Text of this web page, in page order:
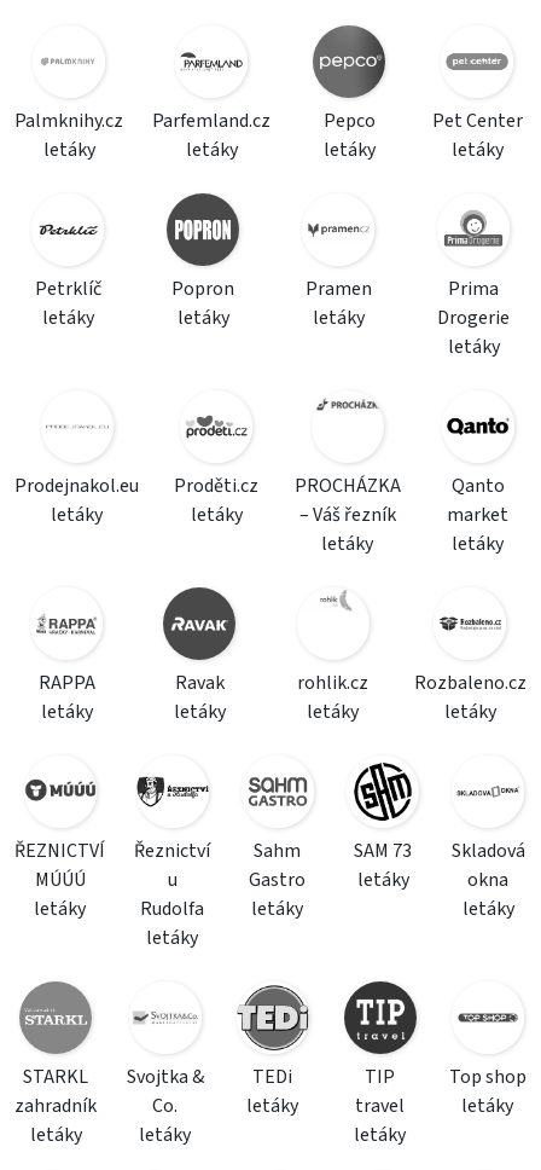
Palmknihy.cz
letáky
Parfemland.cz
letáky
Pepco
letáky
Pet Center
letáky
Petrklíč
letáky
Popron
letáky
Pramen
letáky
Prima
Drogerie
letáky
Prodejnakol.eu
letáky
Proděti.cz
letáky
PROCHÁZKA
– Váš řezník
letáky
Qanto
market
letáky
RAPPA
letáky
Ravak
letáky
rohlik.cz
letáky
Rozbaleno.cz
letáky
ŘEZNICTVÍ
MÚÚÚ
letáky
Řeznictví
u
Rudolfa
letáky
Sahm
Gastro
letáky
SAM 73
letáky
Skladová
okna
letáky
STARKL
zahradník
letáky
Svojtka &
Co.
letáky
TEDi
letáky
TIP
travel
letáky
Top shop
letáky